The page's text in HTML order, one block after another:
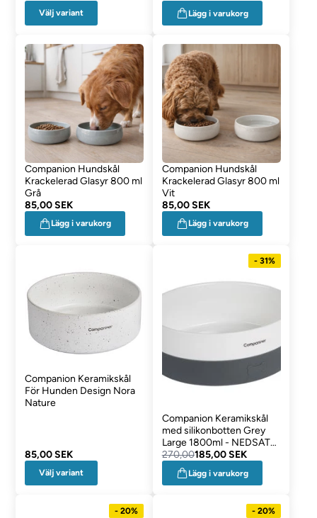
Välj variant Lägg i varukorg
Companion Hundskål
Krackelerad Glasyr 800 ml
Grå
85,00 SEK
Lägg i varukorg
Companion Hundskål
Krackelerad Glasyr 800 ml
Vit
85,00 SEK
Lägg i varukorg
Companion Keramikskål
För Hunden Design Nora
Nature
85,00 SEK
Välj variant
- 31%
Companion Keramikskål
med silikonbotten Grey
Large 1800ml - NEDSAT
VARER
270,00185,00 SEK
Lägg i varukorg
- 20% - 20%